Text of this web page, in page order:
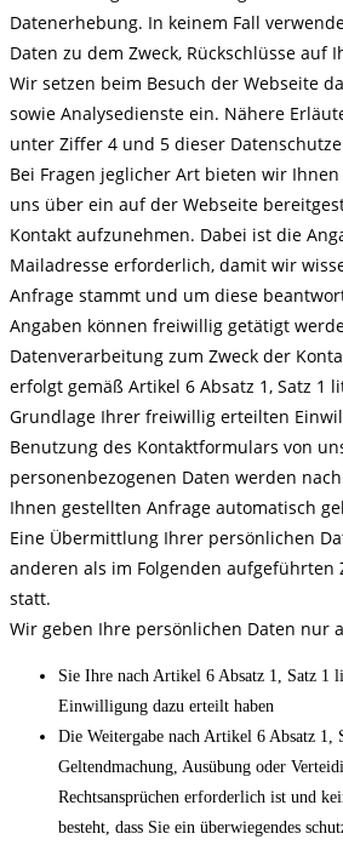
Datenerhebung. In keinem Fall
Daten zu dem Zweck, Rückschlüsse auf
Wir setzen beim Besuch der Webseite
sowie Analysedienste ein. Nähere
unter Ziffer 4 und 5 dieser
Bei Fragen jeglicher Art bieten wir
uns über ein auf der Webseite
Kontakt aufzunehmen. Dabei ist die
Mailadresse erforderlich, damit wir
Anfrage stammt und um diese
Angaben können freiwillig getätigt
Datenverarbeitung zum Zweck der
erfolgt gemäß Artikel 6 Absatz 1, Satz 1
Grundlage Ihrer freiwillig erteilten
Benutzung des Kontaktformulars von
personenbezogenen Daten werden
Ihnen gestellten Anfrage automatisch
Eine Übermittlung Ihrer persönlichen
anderen als im Folgenden aufgeführten
statt.
Wir geben Ihre persönlichen Daten nur
Sie Ihre nach Artikel 6 Absatz 1, Satz 1
Einwilligung dazu erteilt haben
Die Weitergabe nach Artikel 6 Absatz
Geltendmachung, Ausübung oder
Rechtsansprüchen erforderlich ist und
besteht, dass Sie ein überwiegendes